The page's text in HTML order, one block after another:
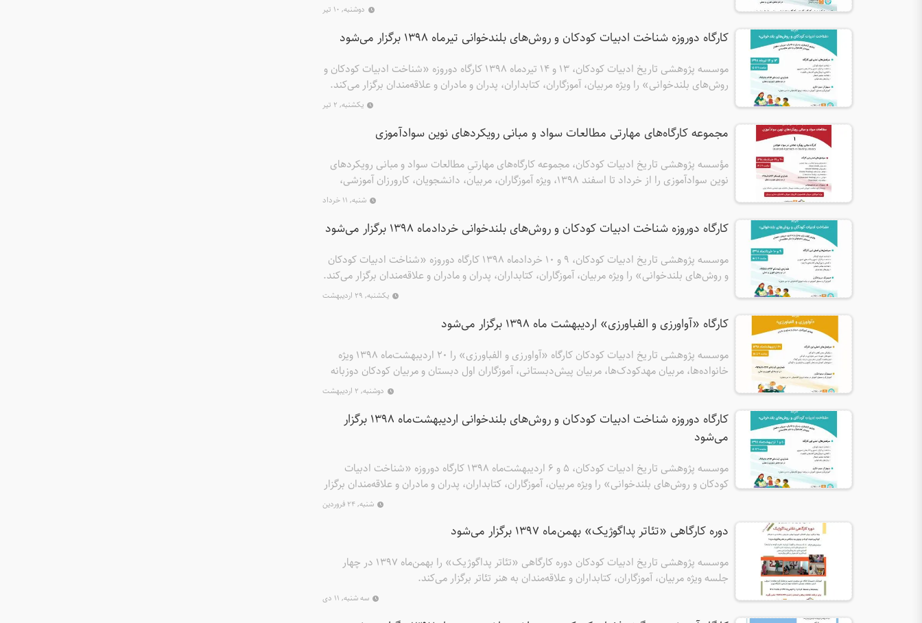
دوشنبه, ۱۰ تیر
کارگاه دوروزه شناخت ادبیات کودکان و روش‌های بلندخوانی تیرماه ۱۳۹۸ برگزار می‌شود
موسسه پژوهشی تاریخ ادبیات کودکان، ۱۳ و ۱۴ تیردماه ۱۳۹۸ کارگاه دوروزه «شناخت ادبیات کودکان و
روش‌های بلندخوانی» را ویژه مربیان، آموزگاران، کتابداران، پدران و مادران و علاقه‌مندان برگزار می‌کند.
یکشنبه, ۲ تیر
مجموعه‌ کارگاه‌های مهارتی مطالعات سواد و مبانی رویکردهای نوین سوادآموزی
مؤسسه پژوهشی تاریخ ادبیات کودکان، مجموعه کارگاه‌های مهارتیِ مطالعات سواد و مبانی رویکردهای
نوین سوادآموزی را از خرداد تا اسفند ۱۳۹۸، ویژه آموزگاران، مربیان، دانشجویان، کارورزان آموزشی،
شنبه, ۱۱ خرداد
کارگاه دوروزه شناخت ادبیات کودکان و روش‌های بلندخوانی خردادماه ۱۳۹۸ برگزار می‌شود
موسسه پژوهشی تاریخ ادبیات کودکان، ۹ و ۱۰ خردادماه ۱۳۹۸ کارگاه دوروزه «شناخت ادبیات کودکان
و روش‌های بلندخوانی» را ویژه مربیان، آموزگاران، کتابداران، پدران و مادران و علاقه‌مندان برگزار می‌کند.
یکشنبه, ۲۹ اردیبهشت
کارگاه «آواورزی و الفباورزی» اردیبهشت ماه ۱۳۹۸ برگزار می‌شود
موسسه پژوهشی تاریخ ادبیات کودکان کارگاه «آواورزی و الفباورزی» را ۲۰ اردیبهشت‌ماه ۱۳۹۸ ویژه
خانواده‌ها، مربیان مهدکودک‌ها، مربیان پیش‌دبستانی، آموزگاران اول دبستان و مربیان کودکان دوزبانه
دوشنبه, ۲ اردیبهشت
کارگاه دوروزه شناخت ادبیات کودکان و روش‌های بلندخوانی اردیبهشت‌ماه ۱۳۹۸ برگزار
می‌شود
موسسه پژوهشی تاریخ ادبیات کودکان، ۵ و ۶ اردیبهشت‌ماه ۱۳۹۸ کارگاه دوروزه «شناخت ادبیات
کودکان و روش‌های بلندخوانی» را ویژه مربیان، آموزگاران، کتابداران، پدران و مادران و علاقه‌مندان برگزار
شنبه, ۲۴ فروردین
دوره کارگاهی «تئاتر پداگوژیک» بهمن‌ماه ۱۳۹۷ برگزار می‌شود
موسسه پژوهشی تاریخ ادبیات کودکان دوره کارگاهی «تئاتر پداگوژیک» را بهمن‌ماه ۱۳۹۷ در چهار
جلسه ویژه مربیان، آموزگاران، کتابداران و علاقه‌مندان به هنر تئاتر برگزار می‌کند.
سه شنبه, ۱۱ دی